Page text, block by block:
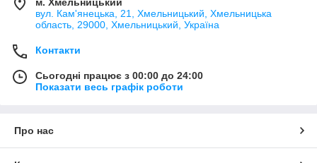
вул. Кам'янецька, 21, Хмельницький, Хмельницька
область, 29000, Хмельницький, Україна
Контакти
Сьогодні працює з 00:00 до 24:00
Показати весь графік роботи
Про нас